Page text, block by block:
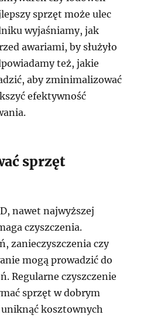
sprzęt może ulec
wyjaśniamy, jak
awariami, by służyło
też, jakie
aby zminimalizować
efektywność
sprzęt
nawet najwyższej
czyszczenia.
zanieczyszczenia czy
mogą prowadzić do
Regularne czyszczenie
sprzęt w dobrym
kosztownych